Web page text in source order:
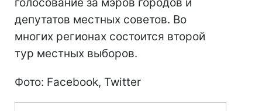
голосование за мэров городов и
депутатов местных советов. Во
многих регионах состоится второй
тур местных выборов.
Фото: Facebook, Twitter